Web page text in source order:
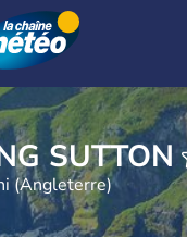
LONG SUTTON
(Angleterre)